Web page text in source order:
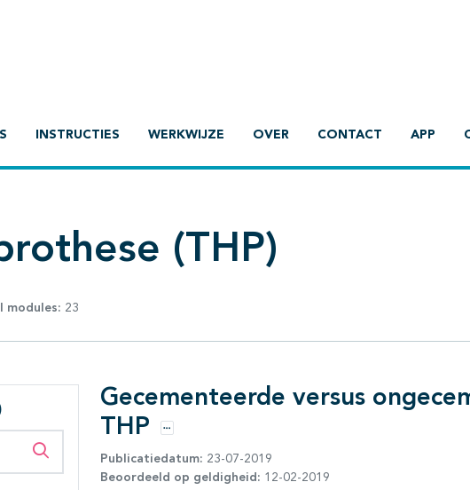
INSTRUCTIES WERKWIJZE OVER CONTACT APP
(THP)
modules: 23
Zoeken binnen deze richtlijn
Gecementeerde versus
THP
Opties
Publicatiedatum: 23-07-2019
Beoordeeld op geldigheid: 12-02-2019